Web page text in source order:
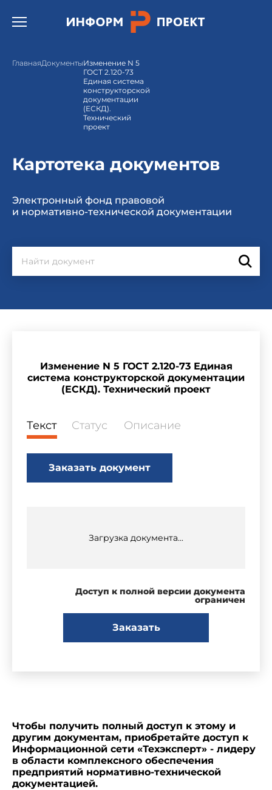
Открыть бургер меню.
ГлавнаяДокументыИзменение N 5
ГОСТ 2.120-73
Единая система
конструкторской
документации
(ЕСКД).
Технический
проект
Картотека документов
Электронный фонд правовой
и нормативно-технической документации
Изменение N 5 ГОСТ 2.120-73 Единая
система конструкторской документации
(ЕСКД). Технический проект
Текст Статус Описание
Заказать документ
Загрузка документа...
Доступ к полной версии документа
ограничен
Заказать
Чтобы получить полный доступ к этому и
другим документам, приобретайте доступ к
Информационной сети «Техэксперт» - лидеру
в области комплексного обеспечения
предприятий нормативно-технической
документацией.